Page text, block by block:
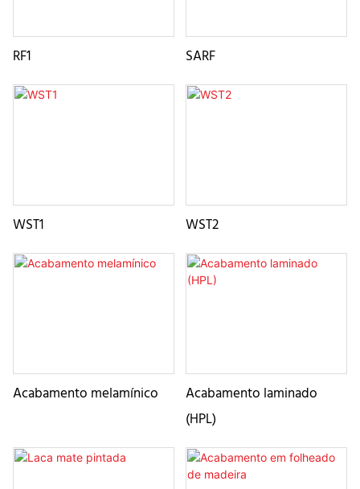
RF1 SARF
WST1 WST2
Acabamento melamínico
Acabamento laminado
(HPL)